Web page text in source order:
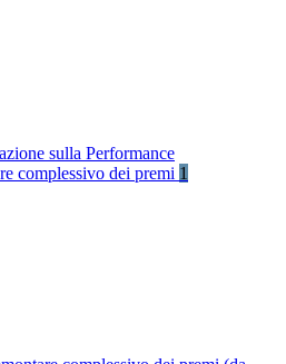
sulla Performance
complessivo dei premi 1